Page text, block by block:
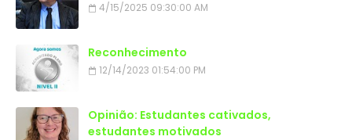
4/15/2025 09:30:00 AM
Reconhecimento
12/14/2023 01:54:00 PM
Opinião: Estudantes cativados,
estudantes motivados